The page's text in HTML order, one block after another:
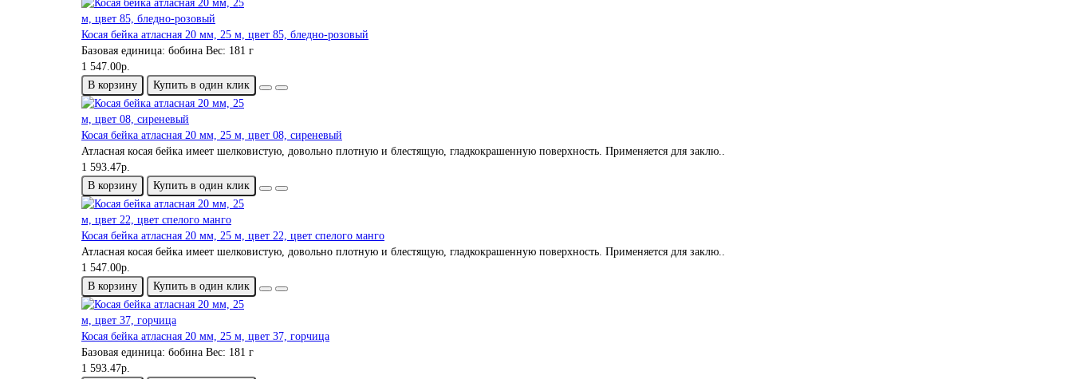
Косая бейка атласная 20 мм, 25 м, цвет 85, бледно-розовый
Базовая единица: бобина Вес: 181 г
1 547.00р.
В корзину
Купить в один клик
Косая бейка атласная 20 мм, 25 м, цвет 08, сиреневый
Атласная косая бейка имеет шелковистую, довольно плотную и блестящую, гладкокрашенную поверхность. Применяется для заклю..
1 593.47р.
В корзину
Купить в один клик
Косая бейка атласная 20 мм, 25 м, цвет 22, цвет спелого манго
Атласная косая бейка имеет шелковистую, довольно плотную и блестящую, гладкокрашенную поверхность. Применяется для заклю..
1 547.00р.
В корзину
Купить в один клик
Косая бейка атласная 20 мм, 25 м, цвет 37, горчица
Базовая единица: бобина Вес: 181 г
1 593.47р.